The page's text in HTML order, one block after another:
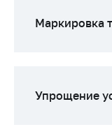
цен на
Маркировка
Упрощение